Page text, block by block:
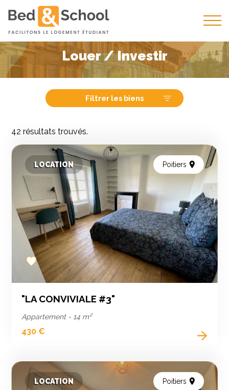
Louer / Investir
Filtrer les biens
42 résultats trouvés.
LOCATION Poitiers
Add
to
favorites
"LA CONVIVIALE #3"
Appartement - 14 m²
430 €
LOCATION Poitiers